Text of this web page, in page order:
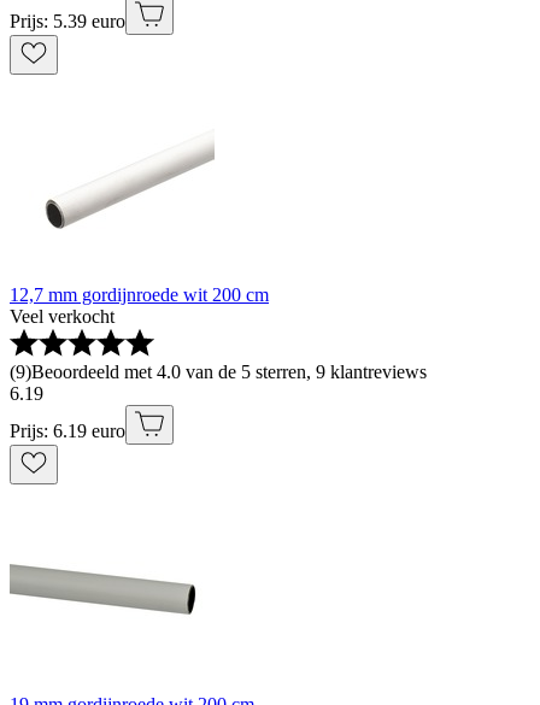
Prijs: 5.39 euro
12,7 mm gordijnroede wit 200 cm
Veel verkocht
(9)Beoordeeld met 4.0 van de 5 sterren, 9 klantreviews
6.19
Prijs: 6.19 euro